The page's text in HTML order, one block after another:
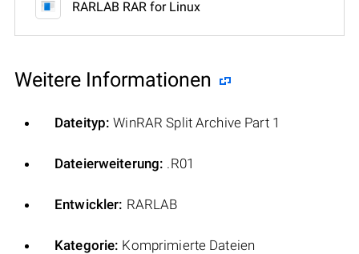
RARLAB RAR for Linux
Weitere Informationen
Dateityp: WinRAR Split Archive Part 1
Dateierweiterung: .R01
Entwickler: RARLAB
Kategorie: Komprimierte Dateien